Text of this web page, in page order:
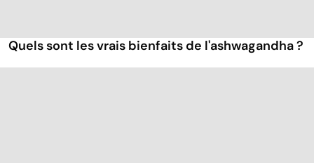
Quels sont les vrais bienfaits de l'ashwagandha ?